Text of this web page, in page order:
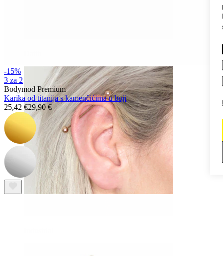
-15%
3 za 2
Bodymod Premium
Karika od titanija s kamenčićima u boji
25,42 €29,90 €